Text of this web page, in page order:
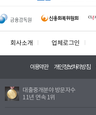
회사소개 업체로그인
이용약관 개인정보처리방침
대출중개분야 방문자수
11년 연속 1위